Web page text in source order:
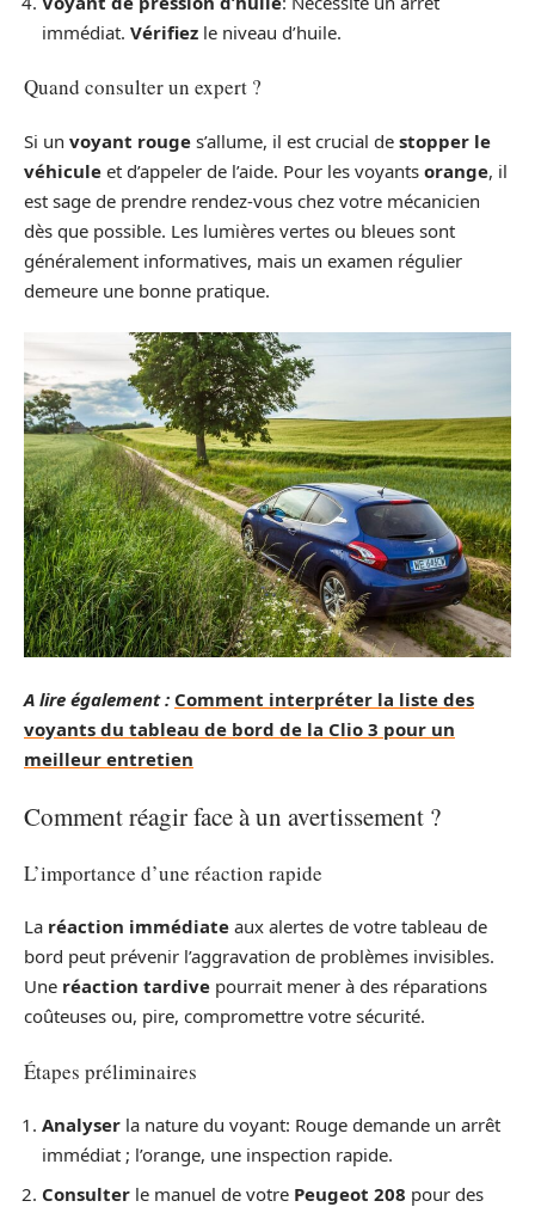
immédiat. Vérifiez le niveau d’huile.
Quand consulter un expert ?
Si un voyant rouge s’allume, il est crucial de stopper le
véhicule et d’appeler de l’aide. Pour les voyants orange, il
est sage de prendre rendez-vous chez votre mécanicien
dès que possible. Les lumières vertes ou bleues sont
généralement informatives, mais un examen régulier
demeure une bonne pratique.
A lire également : Comment interpréter la liste des
voyants du tableau de bord de la Clio 3 pour un
meilleur entretien
Comment réagir face à un avertissement ?
L’importance d’une réaction rapide
La réaction immédiate aux alertes de votre tableau de
bord peut prévenir l’aggravation de problèmes invisibles.
Une réaction tardive pourrait mener à des réparations
coûteuses ou, pire, compromettre votre sécurité.
Étapes préliminaires
Analyser la nature du voyant: Rouge demande un arrêt
immédiat ; l’orange, une inspection rapide.
Consulter le manuel de votre Peugeot 208 pour des